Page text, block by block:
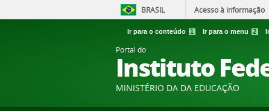
BRASIL Acesso à informação
Ir para o conteúdo 1 Ir para o menu 2
Portal do
Instituto
MINISTÉRIO DA DA EDUCAÇÃO